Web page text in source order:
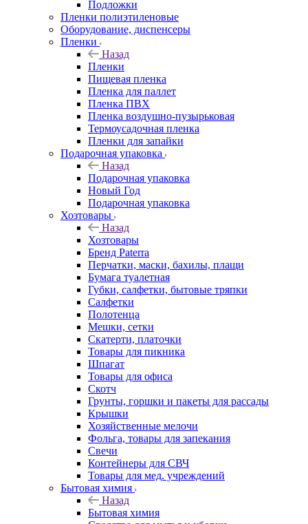
Подложки
Пленки полиэтиленовые
Оборудование, диспенсеры
Пленки
Назад
Пленки
Пищевая пленка
Пленка для паллет
Пленка ПВХ
Пленка воздушно-пузырьковая
Термоусадочная пленка
Пленки для запайки
Подарочная упаковка
Назад
Подарочная упаковка
Новый Год
Подарочная упаковка
Хозтовары
Назад
Хозтовары
Бренд Paterra
Перчатки, маски, бахилы, плащи
Бумага туалетная
Губки, салфетки, бытовые тряпки
Салфетки
Полотенца
Мешки, сетки
Скатерти, платочки
Товары для пикника
Шпагат
Товары для офиса
Скотч
Грунты, горшки и пакеты для рассады
Крышки
Хозяйственные мелочи
Фольга, товары для запекания
Свечи
Контейнеры для СВЧ
Товары для мед. учреждений
Бытовая химия
Назад
Бытовая химия